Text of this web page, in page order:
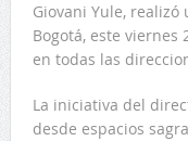
Giovani Yule,
Bogotá, este
en todas las
La iniciativa del
desde espacios